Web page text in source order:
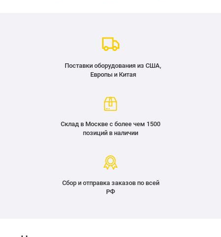
Поставки оборудования из США,
Европы и Китая
Склад в Москве с более чем 1500
позиций в наличии
Сбор и отправка заказов по всей
РФ